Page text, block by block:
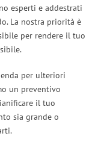
esperti e addestrati
La nostra priorità è
per rendere il tuo
per ulteriori
un preventivo
il tuo
sia grande o